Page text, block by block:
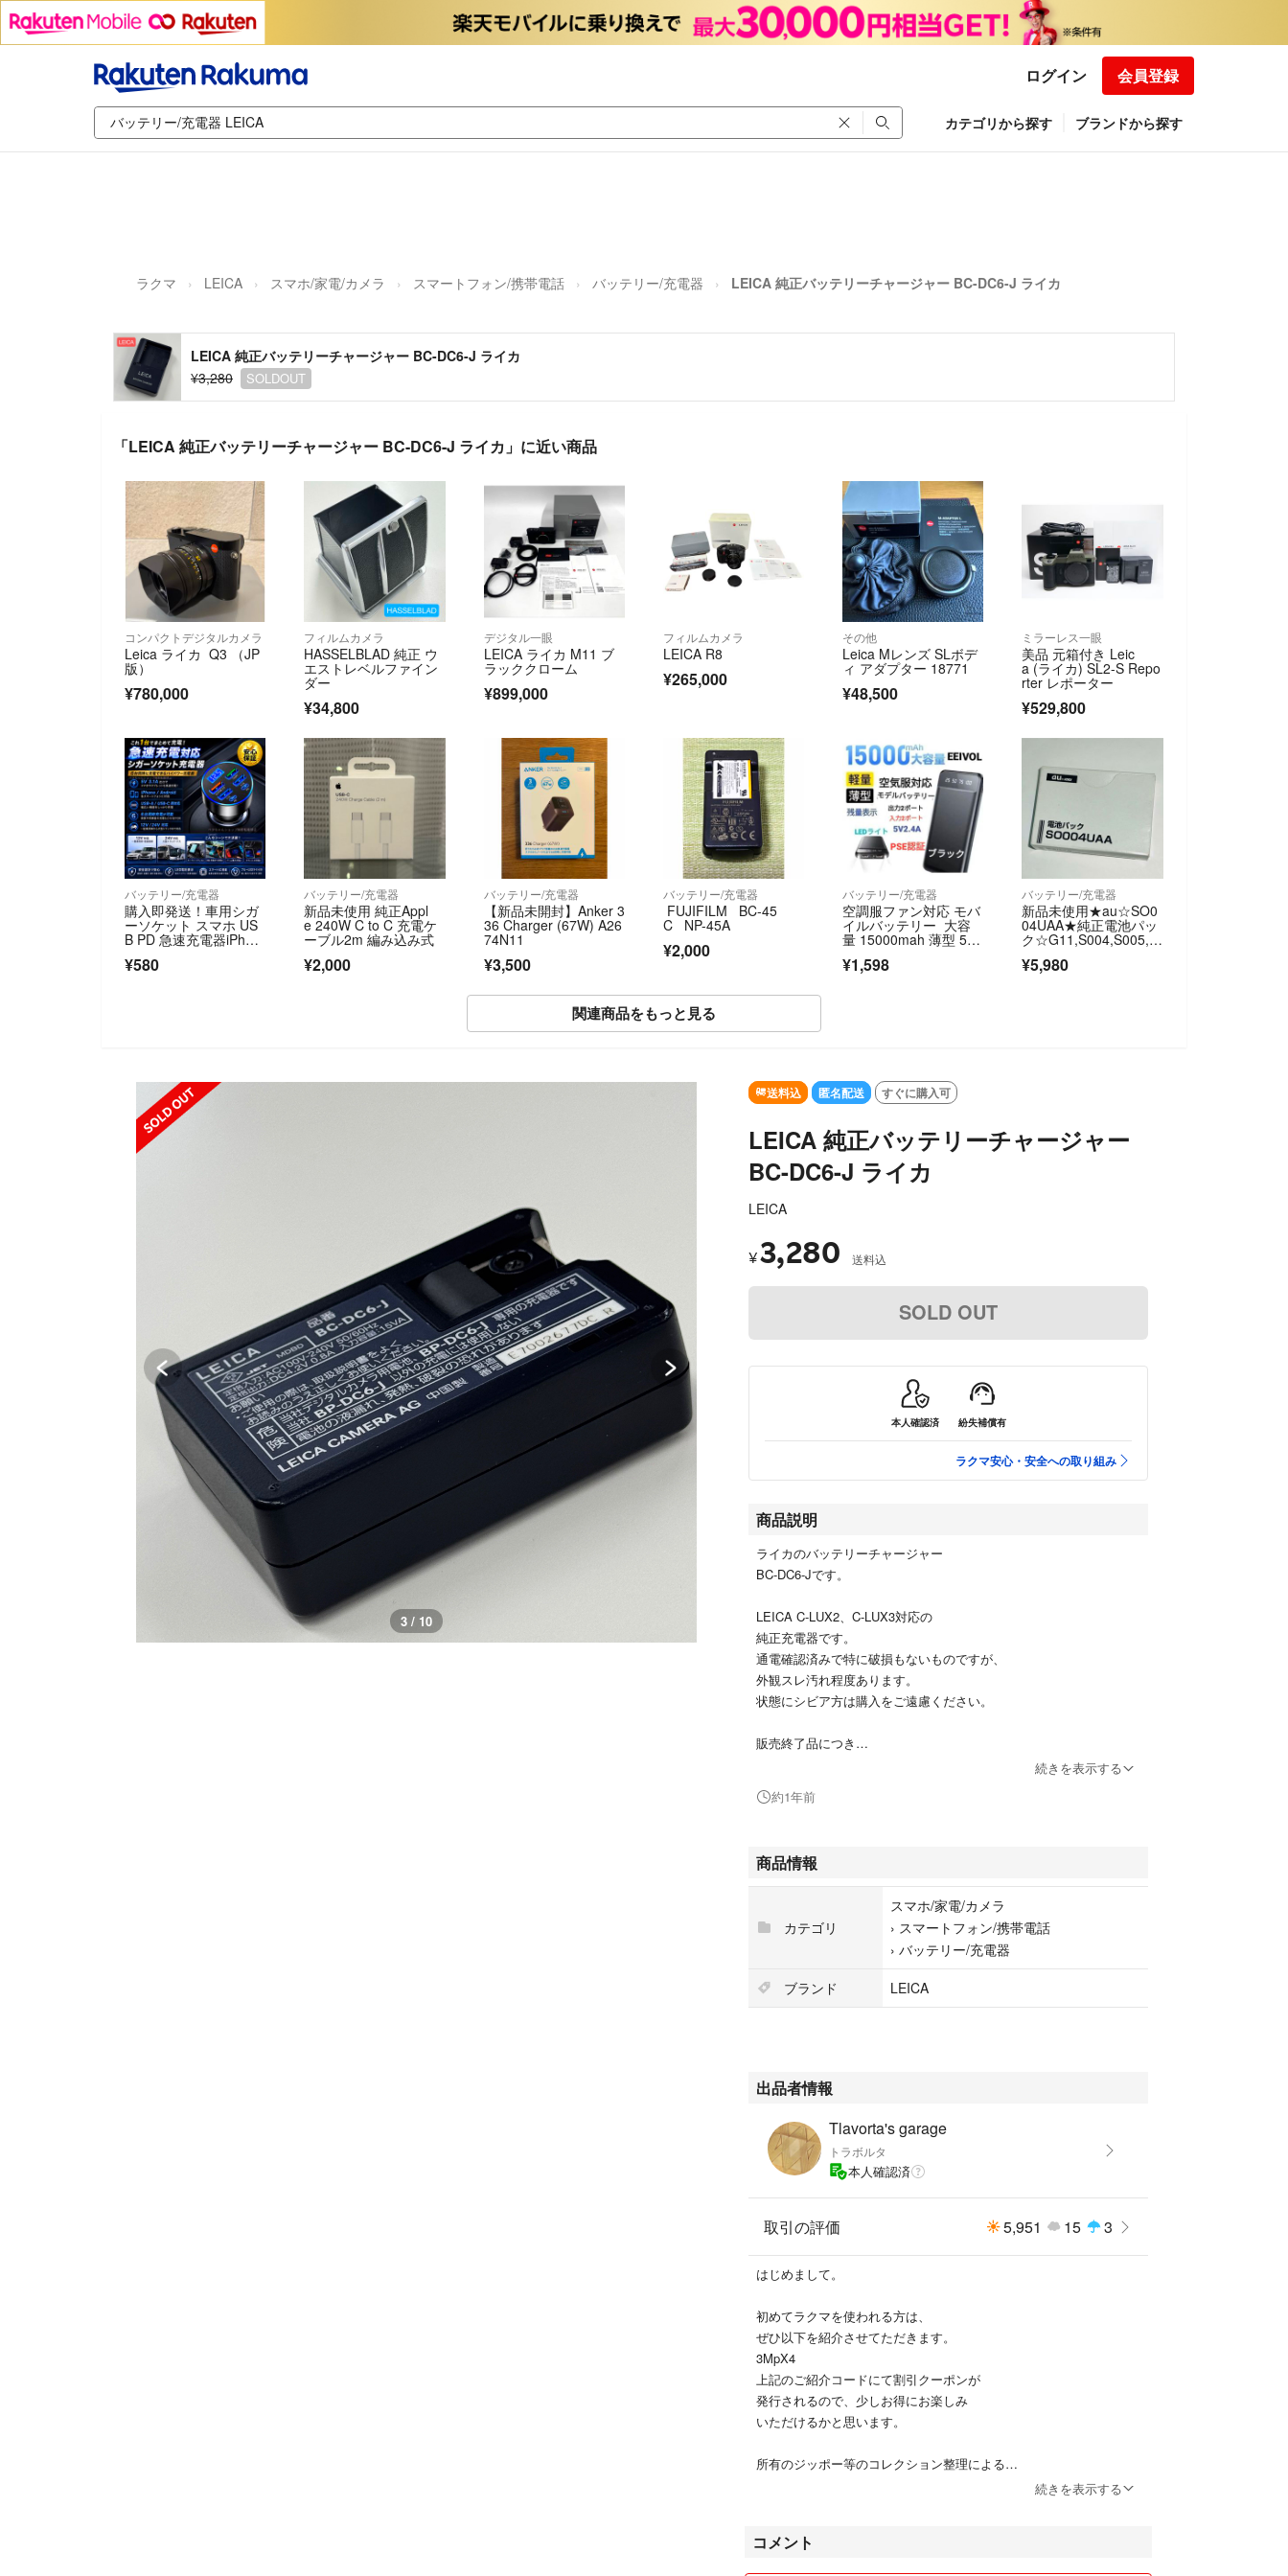
ログイン 会員登録
カテゴリから探す ブランドから探す
ラクマ LEICA スマホ/家電/カメラ スマートフォン/携帯電話 バッテリー/充電器 LEICA 純正バッテリーチャージャー BC-DC6-J ライカ
LEICA 純正バッテリーチャージャー BC-DC6-J ライカ
¥3,280
SOLDOUT
「LEICA 純正バッテリーチャージャー BC-DC6-J ライカ」に近い商品
コンパクトデジタルカメラ
Leica ライカ Q3 （JP
版）
¥780,000
フィルムカメラ
HASSELBLAD 純正 ウ
エストレベルファイン
ダー
¥34,800
デジタル一眼
LEICA ライカ M11 ブ
ラッククローム
¥899,000
フィルムカメラ
LEICA R8
¥265,000
その他
Leica Mレンズ SLボデ
ィ アダプター 18771
¥48,500
ミラーレス一眼
美品 元箱付き Leic
a (ライカ) SL2-S Repo
rter レポーター
¥529,800
バッテリー/充電器
購入即発送！車用シガ
ーソケット スマホ US
B PD 急速充電器iPhon
ォン08051
¥580
バッテリー/充電器
新品未使用 純正Appl
e 240W C to C 充電ケ
ーブル2m 編み込み式
¥2,000
バッテリー/充電器
【新品未開封】Anker 3
36 Charger (67W) A26
74N11
¥3,500
バッテリー/充電器
FUJIFILM BC-45
C NP-45A
¥2,000
バッテリー/充電器
空調服ファン対応 モバ
イルバッテリー 大容
量 15000mah 薄型 5V
認証 ブラック 新品！
¥1,598
バッテリー/充電器
新品未使用★au☆SO0
04UAA★純正電池パッ
ク☆G11,S004,S005,S
☆送料無料
¥5,980
関連商品をもっと見る
SOLD OUT
3 / 10
送料込 匿名配送 すぐに購入可
LEICA 純正バッテリーチャージャー
BC-DC6-J ライカ
LEICA
¥3,280 送料込
SOLD OUT
本人確認済 紛失補償有
ラクマ安心・安全への取り組み
商品説明
ライカのバッテリーチャージャー
BC-DC6-Jです。
LEICA C-LUX2、C-LUX3対応の
純正充電器です。
通電確認済みで特に破損もないものですが、
外観スレ汚れ程度あります。
状態にシビア方は購入をご遠慮ください。
販売終了品につき
続きを表示する
約1年前
商品情報
カテゴリ
スマホ/家電/カメラ
› スマートフォン/携帯電話
› バッテリー/充電器
ブランド
LEICA
出品者情報
Tlavorta's garage
トラボルタ
本人確認済
取引の評価 5,951 15 3
はじめまして。
初めてラクマを使われる方は、
ぜひ以下を紹介させてただきます。
3MpX4
上記のご紹介コードにて割引クーポンが
発行されるので、少しお得にお楽しみ
いただけるかと思います。
所有のジッポー等のコレクション整理による
続きを表示する
コメント